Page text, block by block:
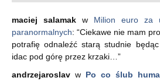
maciej salamak w Milion euro za
paranormalnych: “Ciekawe nie mam
potrafię odnaleźć starą studnie
idac pod górę przez krzaki… ”
andrzejaroslav w Po co ślub